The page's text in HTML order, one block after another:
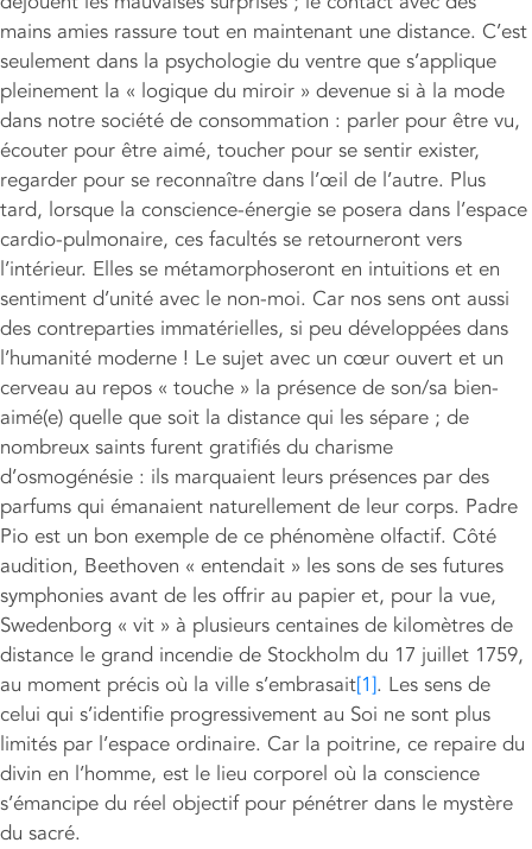
mains amies rassure tout en maintenant une distance. C’est
seulement dans la psychologie du ventre que s’applique
pleinement la « logique du miroir » devenue si à la mode
dans notre société de consommation : parler pour être vu,
écouter pour être aimé, toucher pour se sentir exister,
regarder pour se reconnaître dans l’œil de l’autre. Plus
tard, lorsque la conscience-énergie se posera dans l’espace
cardio-pulmonaire, ces facultés se retourneront vers
l’intérieur. Elles se métamorphoseront en intuitions et en
sentiment d’unité avec le non-moi. Car nos sens ont aussi
des contreparties immatérielles, si peu développées dans
l’humanité moderne ! Le sujet avec un cœur ouvert et un
cerveau au repos « touche » la présence de son/sa bien-
aimé(e) quelle que soit la distance qui les sépare ; de
nombreux saints furent gratifiés du charisme
d’osmogénésie : ils marquaient leurs présences par des
parfums qui émanaient naturellement de leur corps. Padre
Pio est un bon exemple de ce phénomène olfactif. Côté
audition, Beethoven « entendait » les sons de ses futures
symphonies avant de les offrir au papier et, pour la vue,
Swedenborg « vit » à plusieurs centaines de kilomètres de
distance le grand incendie de Stockholm du 17 juillet 1759,
au moment précis où la ville s’embrasait[1]. Les sens de
celui qui s’identifie progressivement au Soi ne sont plus
limités par l’espace ordinaire. Car la poitrine, ce repaire du
divin en l’homme, est le lieu corporel où la conscience
s’émancipe du réel objectif pour pénétrer dans le mystère
du sacré.